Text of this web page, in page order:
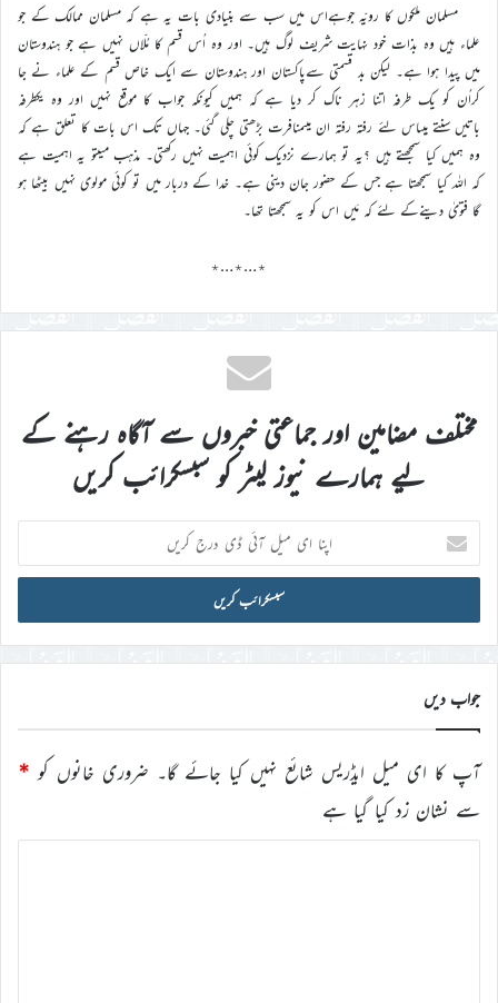
مسلمان ملکوں کا رویّہ جوہےاس میں سب سے بنیادی بات یہ ہے کہ مسلمان ممالک کے جو
علماء ہیں وہ بذات خود نہایت شریف لوگ ہیں۔ اور وہ اُس قسم کا مُلّاں نہیں ہے جو ہندوستان
میں پیدا ہوا ہے۔ لیکن بد قسمتی سےپاکستان اور ہندوستان سے ایک خاص قسم کے علماء نے جا
کراُن کو یک طرفہ اتنا زہر ناک کر دیا ہے کہ ہمیں کیونکہ جواب کا موقع نہیں اور وہ یکطرفہ
باتیں سنتے ہیںاس لئے رفتہ رفتہ ان میںمنافرت بڑھتی چلی گئی۔ جہاں تک اس بات کا تعلق ہے کہ
وہ ہمیں کیا سمجھتے ہیں ؟یہ تو ہمارے نزدیک کوئی اہمیت نہیں رکھتی۔ مذہب میںتو یہ اہمیت ہے
کہ اللہ کیا سمجھتا ہے جس کے حضور جان دینی ہے۔ خدا کے دربار میں تو کوئی مولوی نہیں بیٹھا ہو
گا فتویٰ دینےکے لئے کہ مَیں اس کو یہ سمجھتا تھا۔
٭…٭…٭
مختلف مضامین اور جماعتی خبروں سے آگاہ رہنے کے
لیے ہمارے نیوز لیٹر کو سبسکرائب کریں
اپنا
ای
میل
ڈی
درج
کریں
جواب دیں
آپ کا ای میل ایڈریس شائع نہیں کیا جائے گا۔ ضروری خانوں کو *
سے نشان زد کیا گیا ہے